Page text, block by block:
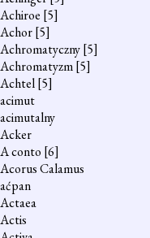
Achiroe [5]
Achor[5]
Achromatyczny[5]
Achromatyzm[5]
Achtel[5]
acimut
acimutalny
Acker
A conto [6]
Acorus Calamus
aćpan
Actaea
Actis